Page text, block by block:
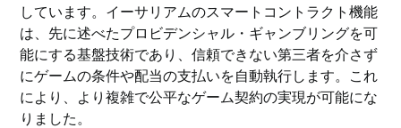
しています。イーサリアムのスマートコントラクト機能
は、先に述べたプロビデンシャル・ギャンブリングを可
能にする基盤技術であり、信頼できない第三者を介さず
にゲームの条件や配当の支払いを自動執行します。これ
により、より複雑で公平なゲーム契約の実現が可能にな
りました。